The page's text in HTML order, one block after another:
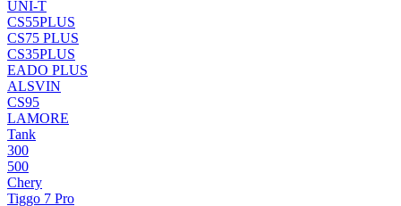
UNI-T
CS55PLUS
CS75 PLUS
CS35PLUS
EADO PLUS
ALSVIN
CS95
LAMORE
Tank
300
500
Chery
Tiggo 7 Pro